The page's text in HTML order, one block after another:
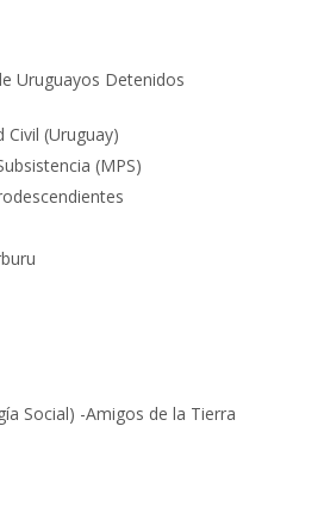
Uruguayos Detenidos
Civil (Uruguay)
(MPS)
Social) -Amigos de la Tierra